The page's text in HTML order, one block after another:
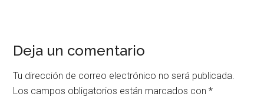
Deja un comentario
Tu dirección de correo electrónico no será publicada.
Los campos obligatorios están marcados con*